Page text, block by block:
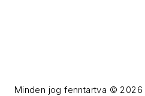
Minden jog fenntartva © 2026